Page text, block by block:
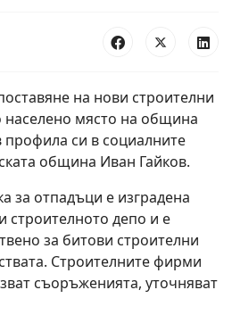
на нови строителни
населено място на община
си в социалните
община Иван Гайков.
за отпадъци е изградена
строителното депо и е
за битови строителни
Строителните фирми
съоръженията, уточняват